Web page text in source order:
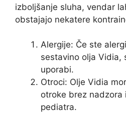
izboljšanje sluha, vendar
obstajajo nekatere
Alergije: Če ste
sestavino olja Vidia,
uporabi.
Otroci: Olje Vidia
otroke brez nadzora
pediatra.